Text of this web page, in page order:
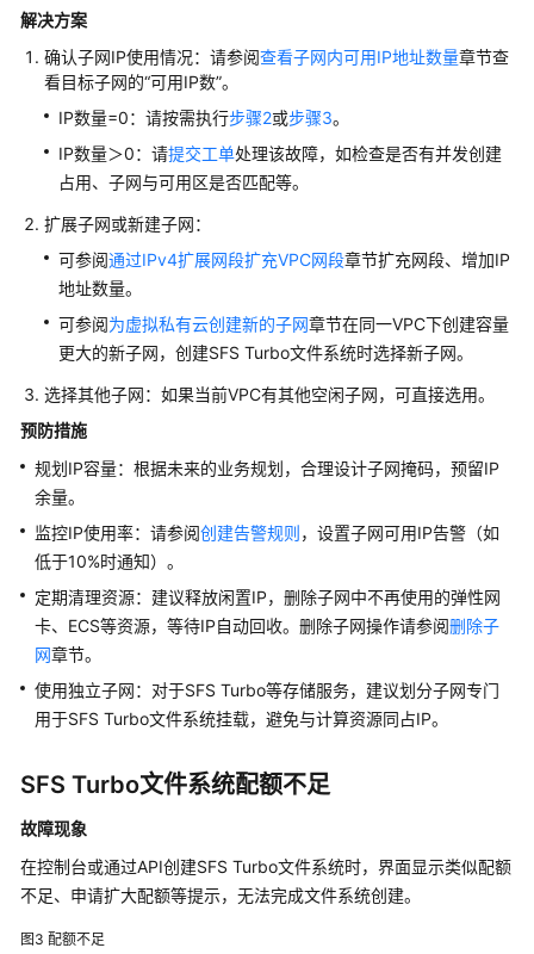
系
创
建
失
败
SFS
Turbo
文
系
统
自
断
开
挂
云
服
务
器
无
访
问
Turbo
件
系
统
SFS
解决方案
确认子网IP使用情况：请参阅查看子网内可用IP地址数量章节查
看目标子网的“可用IP数”。
IP数量=0：请按需执行步骤2或步骤3。
IP数量＞0：请提交工单处理该故障，如检查是否有并发创建
占用、子网与可用区是否匹配等。
扩展子网或新建子网：
可参阅通过IPv4扩展网段扩充VPC网段章节扩充网段、增加IP
地址数量。
可参阅为虚拟私有云创建新的子网章节在同一VPC下创建容量
更大的新子网，创建SFS Turbo文件系统时选择新子网。
选择其他子网：如果当前VPC有其他空闲子网，可直接选用。
预防措施
规划IP容量：根据未来的业务规划，合理设计子网掩码，预留IP
余量。
监控IP使用率：请参阅创建告警规则，设置子网可用IP告警（如
低于10%时通知）。
定期清理资源：建议释放闲置IP，删除子网中不再使用的弹性网
卡、ECS等资源，等待IP自动回收。删除子网操作请参阅删除子
网章节。
使用独立子网：对于SFS Turbo等存储服务，建议划分子网专门
用于SFS Turbo文件系统挂载，避免与计算资源同占IP。
SFS Turbo文件系统配额不足
故障现象
在控制台或通过API创建SFS Turbo文件系统时，界面显示类似配额
不足、申请扩大配额等提示，无法完成文件系统创建。
图3 配额不足